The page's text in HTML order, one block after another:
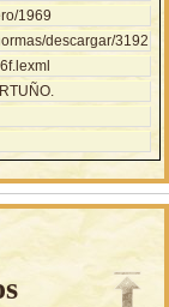
1969
descargar/3192